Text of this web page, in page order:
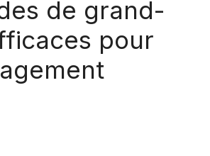
de grand-
pour